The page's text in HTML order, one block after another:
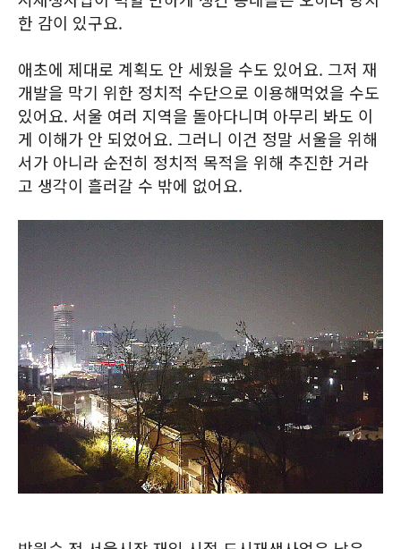
한 감이 있구요.
애초에 제대로 계획도 안 세웠을 수도 있어요. 그저 재
개발을 막기 위한 정치적 수단으로 이용해먹었을 수도
있어요. 서울 여러 지역을 돌아다니며 아무리 봐도 이
게 이해가 안 되었어요. 그러니 이건 정말 서울을 위해
서가 아니라 순전히 정치적 목적을 위해 추진한 거라
고 생각이 흘러갈 수 밖에 없어요.